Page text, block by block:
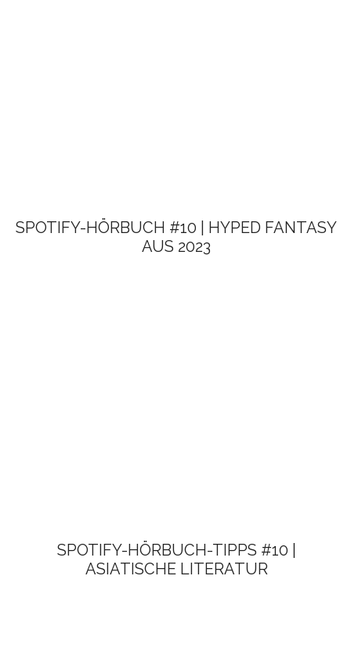
SPOTIFY-HÖRBUCH #10 | HYPED FANTASY
AUS 2023
SPOTIFY-HÖRBUCH-TIPPS #10 |
ASIATISCHE LITERATUR